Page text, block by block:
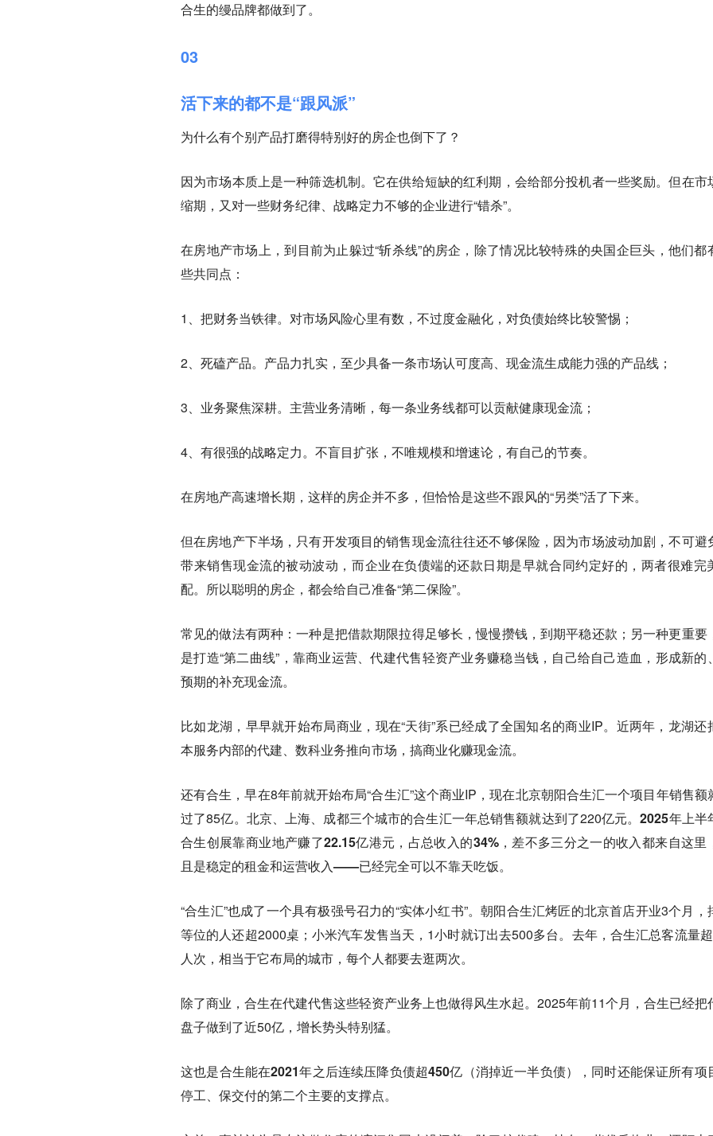
合生的缦品牌都做到了。
03
活下来的都不是“跟风派”
为什么有个别产品打磨得特别好的房企也倒下了？
因为市场本质上是一种筛选机制。它在供给短缺的红利期，会给部分投机者一些奖励。但在市
缩期，又对一些财务纪律、战略定力不够的企业进行“错杀”。
在房地产市场上，到目前为止躲过“斩杀线”的房企，除了情况比较特殊的央国企巨头，他们都
些共同点：
1、把财务当铁律。对市场风险心里有数，不过度金融化，对负债始终比较警惕；
2、死磕产品。产品力扎实，至少具备一条市场认可度高、现金流生成能力强的产品线；
3、业务聚焦深耕。主营业务清晰，每一条业务线都可以贡献健康现金流；
4、有很强的战略定力。不盲目扩张，不唯规模和增速论，有自己的节奏。
在房地产高速增长期，这样的房企并不多，但恰恰是这些不跟风的“另类”活了下来。
但在房地产下半场，只有开发项目的销售现金流往往还不够保险，因为市场波动加剧，不可避
带来销售现金流的被动波动，而企业在负债端的还款日期是早就合同约定好的，两者很难完
配。所以聪明的房企，都会给自己准备“第二保险”。
常见的做法有两种：一种是把借款期限拉得足够长，慢慢攒钱，到期平稳还款；另一种更重要
是打造“第二曲线”，靠商业运营、代建代售轻资产业务赚稳当钱，自己给自己造血，形成新的
预期的补充现金流。
比如龙湖，早早就开始布局商业，现在“天街”系已经成了全国知名的商业IP。近两年，龙湖还
本服务内部的代建、数科业务推向市场，搞商业化赚现金流。
还有合生，早在8年前就开始布局“合生汇”这个商业IP，现在北京朝阳合生汇一个项目年销售额
过了85亿。北京、上海、成都三个城市的合生汇一年总销售额就达到了220亿元。2025年上半
合生创展靠商业地产赚了22.15亿港元，占总收入的34%，差不多三分之一的收入都来自这里
且是稳定的租金和运营收入——已经完全可以不靠天吃饭。
“合生汇”也成了一个具有极强号召力的“实体小红书”。朝阳合生汇烤匠的北京首店开业3个月，
等位的人还超2000桌；小米汽车发售当天，1小时就订出去500多台。去年，合生汇总客流量
人次，相当于它布局的城市，每个人都要去逛两次。
除了商业，合生在代建代售这些轻资产业务上也做得风生水起。2025年前11个月，合生已经把
盘子做到了近50亿，增长势头特别猛。
这也是合生能在2021年之后连续压降负债超450亿（消掉近一半负债），同时还能保证所有项
停工、保交付的第二个主要的支撑点。